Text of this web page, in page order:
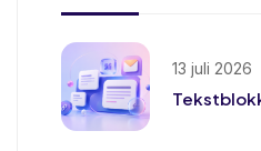
13 juli 2026